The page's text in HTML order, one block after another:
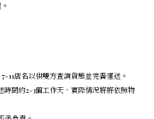
11店名以供雙方查詢貨態並完善運送。
間約2-3個工作天，實際情況將將依照物